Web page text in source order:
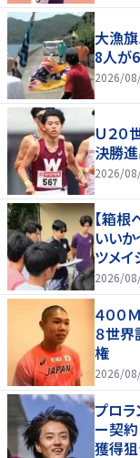
大漁
8人が
2026/
Ｕ２
決勝
2026/
【箱
いい
ツメ
を引
2026/
４０
８世
権
2026/
プロ
ー契
獲得狙